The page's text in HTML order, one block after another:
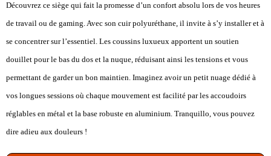
Découvrez ce siège qui fait la promesse d’un confort absolu lors de vos heures
de travail ou de gaming. Avec son cuir polyuréthane, il invite à s’y installer et à
se concentrer sur l’essentiel. Les coussins luxueux apportent un soutien
douillet pour le bas du dos et la nuque, réduisant ainsi les tensions et vous
permettant de garder un bon maintien. Imaginez avoir un petit nuage dédié à
vos longues sessions où chaque mouvement est facilité par les accoudoirs
réglables en métal et la base robuste en aluminium. Tranquillo, vous pouvez
dire adieu aux douleurs !